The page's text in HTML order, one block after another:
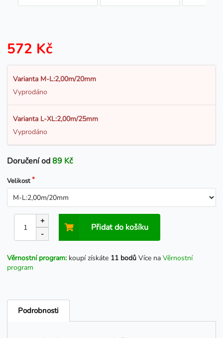
572 Kč
Varianta M-L:2,00m/20mm
Vyprodáno
Varianta L-XL:2,00m/25mm
Vyprodáno
Doručení od89 Kč
Velikost
+
-
Přidat do košíku
Věrnostní program: koupí získáte 11 bodů Více na Věrnostní
program
Podrobnosti